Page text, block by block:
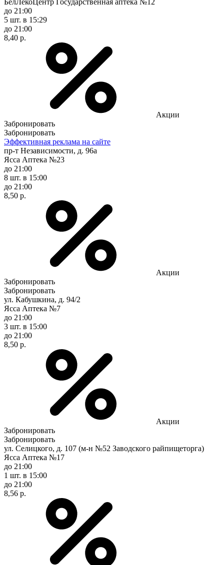
до 21:00
5 шт. в 15:29
до 21:00
8,40 р.
Акции
Забронировать
Забронировать
Эффективная реклама на сайте
пр-т Независимости, д. 96а
Ясса Аптека №23
до 21:00
8 шт. в 15:00
до 21:00
8,50 р.
Акции
Забронировать
Забронировать
ул. Кабушкина, д. 94/2
Ясса Аптека №7
до 21:00
3 шт. в 15:00
до 21:00
8,50 р.
Акции
Забронировать
Забронировать
ул. Селицкого, д. 107 (м-н №52 Заводского райпищеторга)
Ясса Аптека №17
до 21:00
1 шт. в 15:00
до 21:00
8,56 р.